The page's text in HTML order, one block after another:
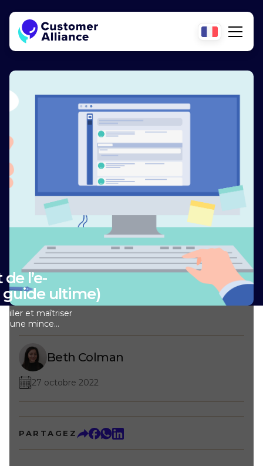
l’e-
ultime)
et maîtriser
une mince
et techniques
que cette
attention.
besoin pour
de la
le management
Beth Colman
27 octobre 2022
PARTAGEZ